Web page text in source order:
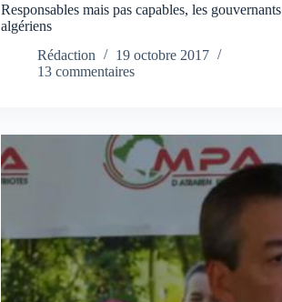
Responsables mais pas capables, les gouvernants
algériens
Rédaction
19 octobre 2017
13 commentaires